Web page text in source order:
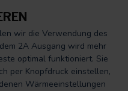
wir die Verwendung des
2A Ausgang wird mehr
optimal funktioniert. Sie
per Knopfdruck einstellen,
Wärmeeinstellungen